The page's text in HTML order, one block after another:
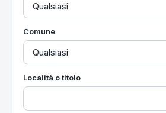
Comune
Località o titolo